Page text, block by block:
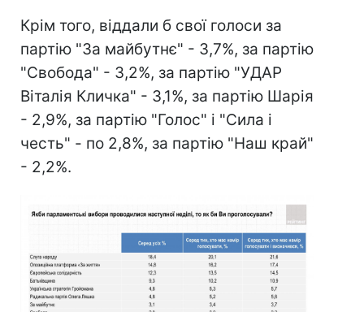
Крім того, віддали б свої голоси за
партію "За майбутнє" - 3,7%, за партію
"Свобода" - 3,2%, за партію "УДАР
Віталія Кличка" - 3,1%, за партію Шарія
- 2,9%, за партію "Голос" і "Сила і
честь" - по 2,8%, за партію "Наш край"
- 2,2%.